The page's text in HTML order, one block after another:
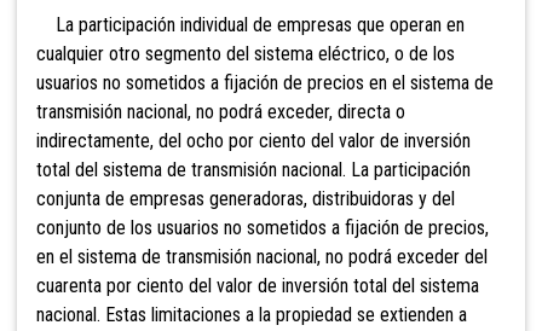
La participación individual de empresas que operan en
cualquier otro segmento del sistema eléctrico, o de los
usuarios no sometidos a fijación de precios en el sistema de
transmisión nacional, no podrá exceder, directa o
indirectamente, del ocho por ciento del valor de inversión
total del sistema de transmisión nacional. La participación
conjunta de empresas generadoras, distribuidoras y del
conjunto de los usuarios no sometidos a fijación de precios,
en el sistema de transmisión nacional, no podrá exceder del
cuarenta por ciento del valor de inversión total del sistema
nacional. Estas limitaciones a la propiedad se extienden a